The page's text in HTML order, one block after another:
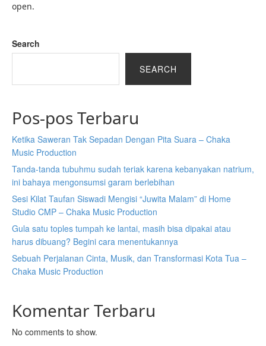
open.
Search
SEARCH
Pos-pos Terbaru
Ketika Saweran Tak Sepadan Dengan Pita Suara – Chaka
Music Production
Tanda-tanda tubuhmu sudah teriak karena kebanyakan natrium,
ini bahaya mengonsumsi garam berlebihan
Sesi Kilat Taufan Siswadi Mengisi “Juwita Malam” di Home
Studio CMP – Chaka Music Production
Gula satu toples tumpah ke lantai, masih bisa dipakai atau
harus dibuang? Begini cara menentukannya
Sebuah Perjalanan Cinta, Musik, dan Transformasi Kota Tua –
Chaka Music Production
Komentar Terbaru
No comments to show.